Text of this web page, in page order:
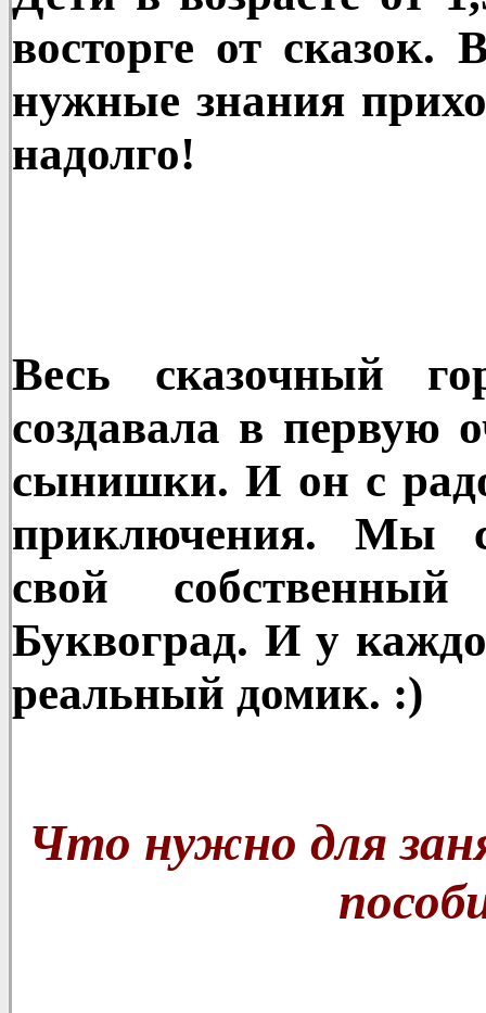
восторге от сказок.
нужные знания
надолго!
Весь сказочный
создавала в первую
сынишки. И он с
приключения. Мы
свой
Буквоград. И у
реальный домик. :)
Что нужно для